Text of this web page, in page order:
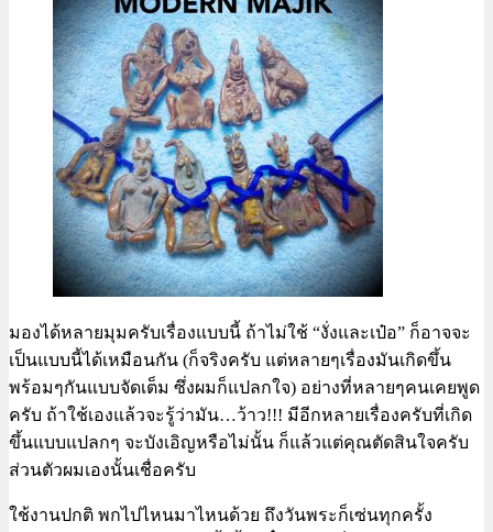
มองได้หลายมุมครับเรื่องแบบนี้ ถ้าไม่ใช้ “งั่งและเป๋อ” ก็อาจจะ
เป็นแบบนี้ได้เหมือนกัน (ก็จริงครับ แต่หลายๆเรื่องมันเกิดขึ้น
พร้อมๆกันแบบจัดเต็ม ซึ่งผมก็แปลกใจ) อย่างที่หลายๆคนเคยพูด
ครับ ถ้าใช้เองแล้วจะรู้ว่ามัน…ว้าว!!! มีอีกหลายเรื่องครับที่เกิด
ขึ้นแบบแปลกๆ จะบังเอิญหรือไม่นั้น ก็แล้วแต่คุณตัดสินใจครับ
ส่วนตัวผมเองนั้นเชื่อครับ
ใช้งานปกติ พกไปไหนมาไหนด้วย ถึงวันพระก็เซ่นทุกครั้ง